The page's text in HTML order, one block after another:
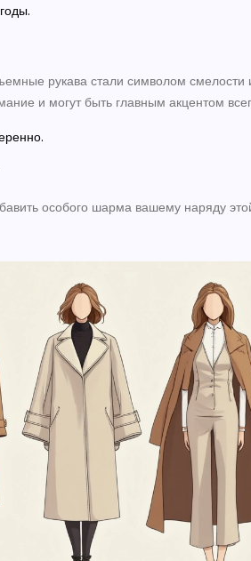
рукава стали символом смелости
и могут быть главным акцентом
особого шарма вашему наряду